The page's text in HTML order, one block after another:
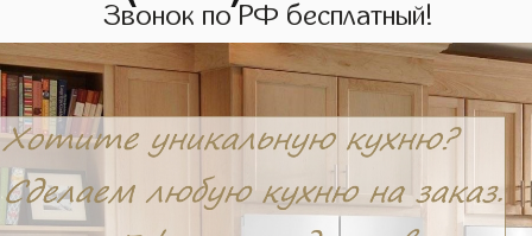
Звонок по РФ бесплатный!